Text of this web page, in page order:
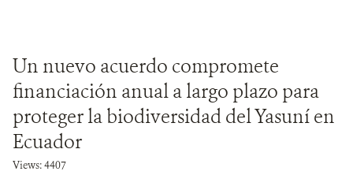
Un nuevo acuerdo compromete
financiación anual a largo plazo para
proteger la biodiversidad del Yasuní en
Ecuador
Views: 4407